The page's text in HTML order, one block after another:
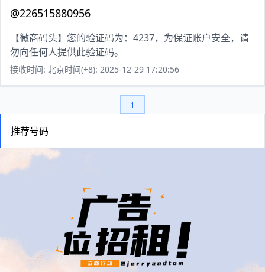
@226515880956
【微商码头】您的验证码为：4237，为保证账户安全，请
勿向任何人提供此验证码。
接收时间: 北京时间(+8): 2025-12-29 17:20:56
1
推荐号码